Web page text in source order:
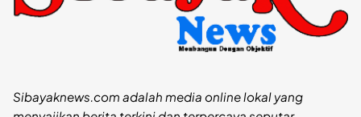
Sibayaknews.com adalah media online lokal yang